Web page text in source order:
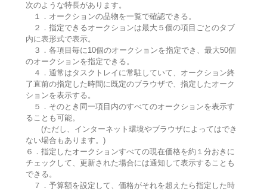
次のような特長があります。
１．オークションの品物を一覧で確認できる。
２．指定できるオークションは最大５個の項目ごとのタブ
内に表形式で表示。
３．各項目毎に10個のオークションを指定でき、最大50個
のオークションを指定できる。
４．通常はタスクトレイに常駐していて、オークション終
了直前の指定した時間に既定のブラウザで、指定したオーク
ションを表示する。
５．そのとき同一項目内のすべてのオークションを表示す
ることも可能。
(ただし、インターネット環境やブラウザによってはでき
ない場合もあります。)
６．指定したオークションすべての現在価格を約１分おきに
チェックして、更新された場合には通知して表示することも
できる。
７．予算額を設定して、価格がそれを超えたら指定した時